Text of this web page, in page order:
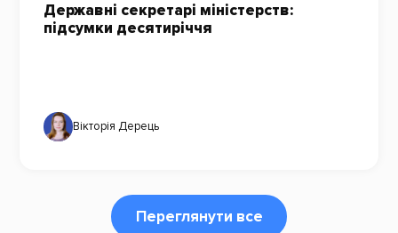
Державні секретарі міністерств:
підсумки десятиріччя
Вікторія Дерець
Переглянути все